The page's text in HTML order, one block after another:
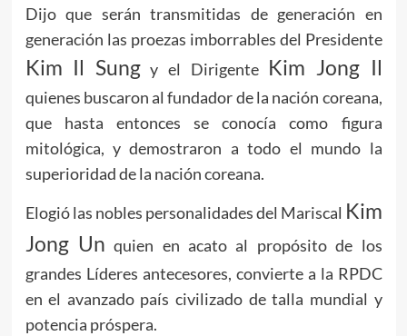
Dijo que serán transmitidas de generación en
generación las proezas imborrables del Presidente
Kim Il Sungy el Dirigente Kim Jong Il
quienes buscaron al fundador de la nación coreana,
que hasta entonces se conocía como figura
mitológica, y demostraron a todo el mundo la
superioridad de la nación coreana.
Elogió las nobles personalidades del Mariscal Kim
Jong Un quien en acato al propósito de los
grandes Líderes antecesores, convierte a la RPDC
en el avanzado país civilizado de talla mundial y
potencia próspera.